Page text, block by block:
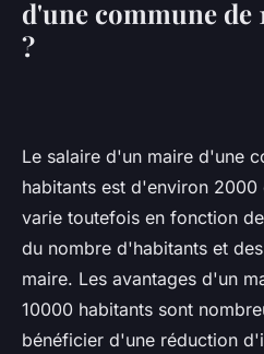
d'une commune de
?
Le salaire d'un maire d'une
habitants est d'environ 2000
varie toutefois en fonction
du nombre d'habitants et
maire. Les avantages d'un
10000 habitants sont
bénéficier d'une réduction